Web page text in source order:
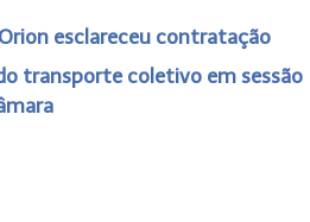
esclareceu contratação
transporte coletivo em sessão